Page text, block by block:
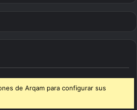
de Arqam para configurar sus